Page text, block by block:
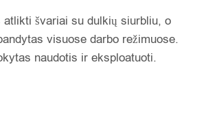
atlikti švariai su dulkių siurbliu, o
visuose darbo režimuose.
naudotis ir eksploatuoti.